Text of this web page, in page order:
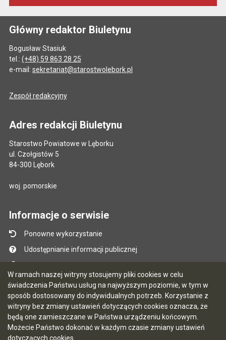
W ramach naszej witryny stosujemy pliki cookies w celu
świadczenia Państwu usług na najwyższym poziomie, w tym w
sposób dostosowany do indywidualnych potrzeb. Korzystanie z
witryny bez zmiany ustawień dotyczących cookies oznacza, że
będą one zamieszczane w Państwa urządzeniu końcowym.
Możecie Państwo dokonać w każdym czasie zmiany ustawień
dotyczących cookies.
Główny redaktor Biuletynu
Bogusław Stasiuk
tel.: (+48) 59 863 28 25
e-mail: sekretariat@starostwolebork.pl
Zespół redakcyjny
Adres redakcji Biuletynu
Starostwo Powiatowe w Lęborku
ul. Czołgistów 5
84-300 Lębork
woj. pomorskie
Informacje o serwisie
Ponowne wykorzystanie
Udostępnianie informacji publicznej
Instrukcja obsługi
Statystyki oglądalności
Ostatnio dodane
Ostatnia aktualizacja BIP: 07.08.2026 12:51